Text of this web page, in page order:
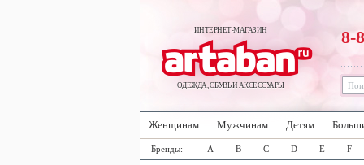
ИНТЕРНЕТ-МАГАЗИН
ОДЕЖДА, ОБУВЬ И АКСЕССУАРЫ
8-
Женщинам Мужчинам Детям
Бренды: A B C D E F